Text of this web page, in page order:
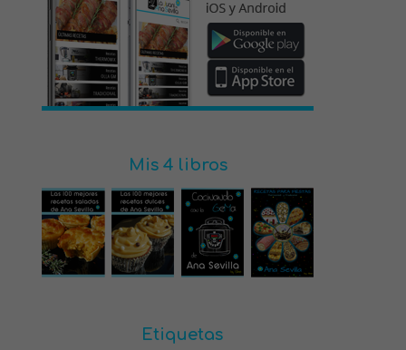
Mis 4 libros
Etiquetas